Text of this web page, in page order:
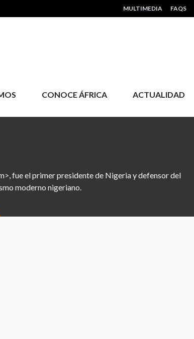
HEADER MENU
MULTIMEDIA FAQS
CONOCE ÁFRICA ACTUALIDAD
fue el primer presidente de Nigeria y defensor del
moderno nigeriano.